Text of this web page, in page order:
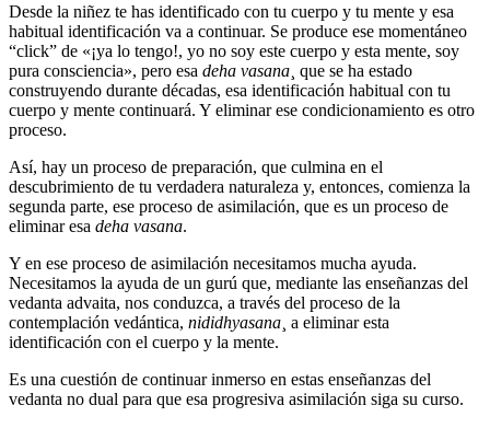
Desde la niñez te has identificado con tu cuerpo y tu mente y esa
habitual identificación va a continuar. Se produce ese momentáneo
“click” de «¡ya lo tengo!, yo no soy este cuerpo y esta mente, soy
pura consciencia», pero esa deha vasana ¸ que se ha estado
construyendo durante décadas, esa identificación habitual con tu
cuerpo y mente continuará. Y eliminar ese condicionamiento es otro
proceso.
Así, hay un proceso de preparación, que culmina en el
descubrimiento de tu verdadera naturaleza y, entonces, comienza la
segunda parte, ese proceso de asimilación, que es un proceso de
eliminar esa deha vasana.
Y en ese proceso de asimilación necesitamos mucha ayuda.
Necesitamos la ayuda de un gurú que, mediante las enseñanzas del
vedanta advaita, nos conduzca, a través del proceso de la
contemplación vedántica, nididhyasana ¸ a eliminar esta
identificación con el cuerpo y la mente.
Es una cuestión de continuar inmerso en estas enseñanzas del
vedanta no dual para que esa progresiva asimilación siga su curso.